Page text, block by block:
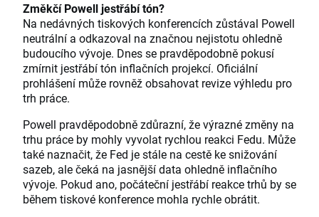
Změkčí Powell jestřábí tón?
Na nedávných tiskových konferencích zůstával Powell
neutrální a odkazoval na značnou nejistotu ohledně
budoucího vývoje. Dnes se pravděpodobně pokusí
zmírnit jestřábí tón inflačních projekcí. Oficiální
prohlášení může rovněž obsahovat revize výhledu pro
trh práce.
Powell pravděpodobně zdůrazní, že výrazné změny na
trhu práce by mohly vyvolat rychlou reakci Fedu. Může
také naznačit, že Fed je stále na cestě ke snižování
sazeb, ale čeká na jasnější data ohledně inflačního
vývoje. Pokud ano, počáteční jestřábí reakce trhů by se
během tiskové konference mohla rychle obrátit.